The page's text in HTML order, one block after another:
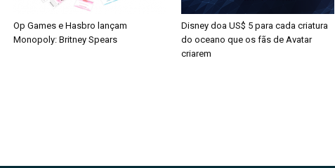
Op Games e Hasbro lançam
Monopoly: Britney Spears
Disney doa US$ 5 para cada criatura
do oceano que os fãs de Avatar
criarem